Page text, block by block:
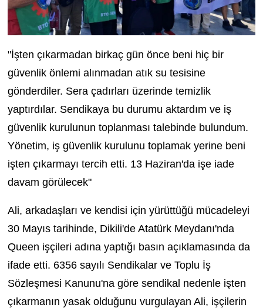
"İşten çıkarmadan birkaç gün önce beni hiç bir
güvenlik önlemi alınmadan atık su tesisine
gönderdiler. Sera çadırları üzerinde temizlik
yaptırdılar. Sendikaya bu durumu aktardım ve iş
güvenlik kurulunun toplanması talebinde bulundum.
Yönetim, iş güvenlik kurulunu toplamak yerine beni
işten çıkarmayı tercih etti. 13 Haziran'da işe iade
davam görülecek"
Ali, arkadaşları ve kendisi için yürüttüğü mücadeleyi
30 Mayıs tarihinde, Dikili'de Atatürk Meydanı'nda
Queen işçileri adına yaptığı basın açıklamasında da
ifade etti. 6356 sayılı Sendikalar ve Toplu İş
Sözleşmesi Kanunu'na göre sendikal nedenle işten
çıkarmanın yasak olduğunu vurgulayan Ali, işçilerin